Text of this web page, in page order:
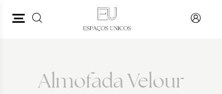
Almofada Velour
PESQUISAR